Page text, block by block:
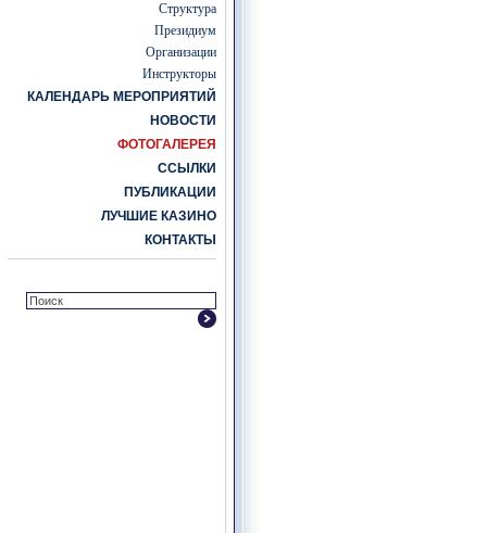
Структура
Президиум
Организации
Инструкторы
КАЛЕНДАРЬ МЕРОПРИЯТИЙ
НОВОСТИ
ФОТОГАЛЕРЕЯ
ССЫЛКИ
ПУБЛИКАЦИИ
ЛУЧШИЕ КАЗИНО
КОНТАКТЫ